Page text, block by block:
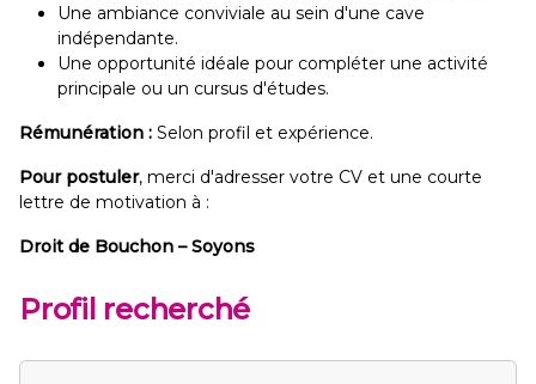
Une ambiance conviviale au sein d'une cave
indépendante.
Une opportunité idéale pour compléter une activité
principale ou un cursus d'études.
Rémunération : Selon profil et expérience.
Pour postuler, merci d'adresser votre CV et une courte
lettre de motivation à :
Droit de Bouchon – Soyons
Profil recherché